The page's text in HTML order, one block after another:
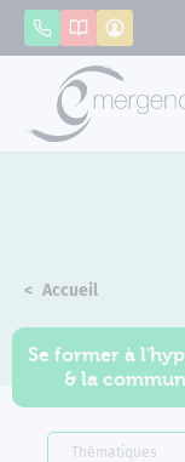
AppelerCatalogue
Accueil
Se former à
& la
Thématiques
Panneau de gestion